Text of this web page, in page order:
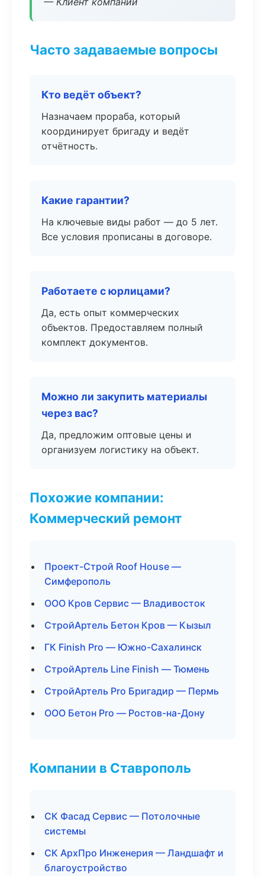
Часто задаваемые вопросы
Кто ведёт объект?
Назначаем прораба, который
координирует бригаду и ведёт
отчётность.
Какие гарантии?
На ключевые виды работ — до 5 лет.
Все условия прописаны в договоре.
Работаете с юрлицами?
Да, есть опыт коммерческих
объектов. Предоставляем полный
комплект документов.
Можно ли закупить материалы
через вас?
Да, предложим оптовые цены и
организуем логистику на объект.
Похожие компании:
Коммерческий ремонт
Проект-Строй Roof House —
Симферополь
ООО Кров Сервис — Владивосток
СтройАртель Бетон Кров — Кызыл
ГК Finish Pro — Южно-Сахалинск
СтройАртель Line Finish — Тюмень
СтройАртель Pro Бригадир — Пермь
ООО Бетон Pro — Ростов-на-Дону
Компании в Ставрополь
СК Фасад Сервис — Потолочные
системы
СК АрхПро Инженерия — Ландшафт и
благоустройство